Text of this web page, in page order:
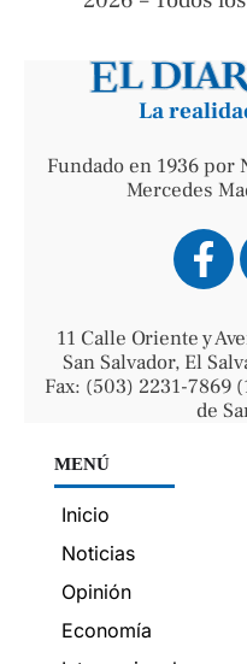
La
Fundado en 1936 por
Mercedes
11 Calle Oriente y
San Salvador, El
Fax: (503) 2231-7869
de
MENÚ
Inicio
Noticias
Opinión
Economía